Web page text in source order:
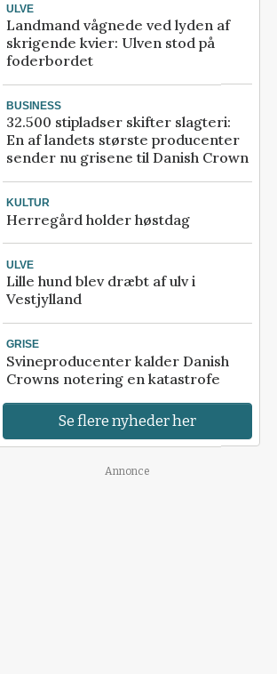
ULVE
Landmand vågnede ved lyden af
skrigende kvier: Ulven stod på
foderbordet
BUSINESS
32.500 stipladser skifter slagteri:
En af landets største producenter
sender nu grisene til Danish Crown
KULTUR
Herregård holder høstdag
ULVE
Lille hund blev dræbt af ulv i
Vestjylland
GRISE
Svineproducenter kalder Danish
Crowns notering en katastrofe
Se flere nyheder her
Annonce